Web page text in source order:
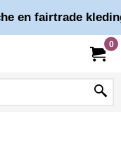
en fairtrade
0